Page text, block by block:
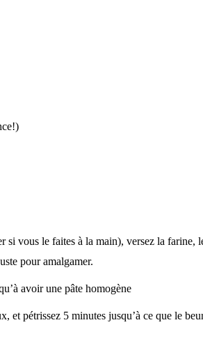
si vous le faites à la main), versez la farine,
pour amalgamer.
avoir une pâte homogène
et pétrissez 5 minutes jusqu’à ce que le